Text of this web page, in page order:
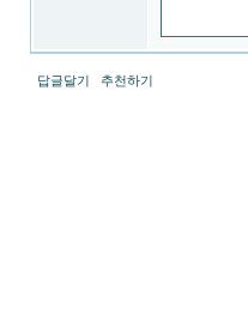
판
미
답글달기 추천하기